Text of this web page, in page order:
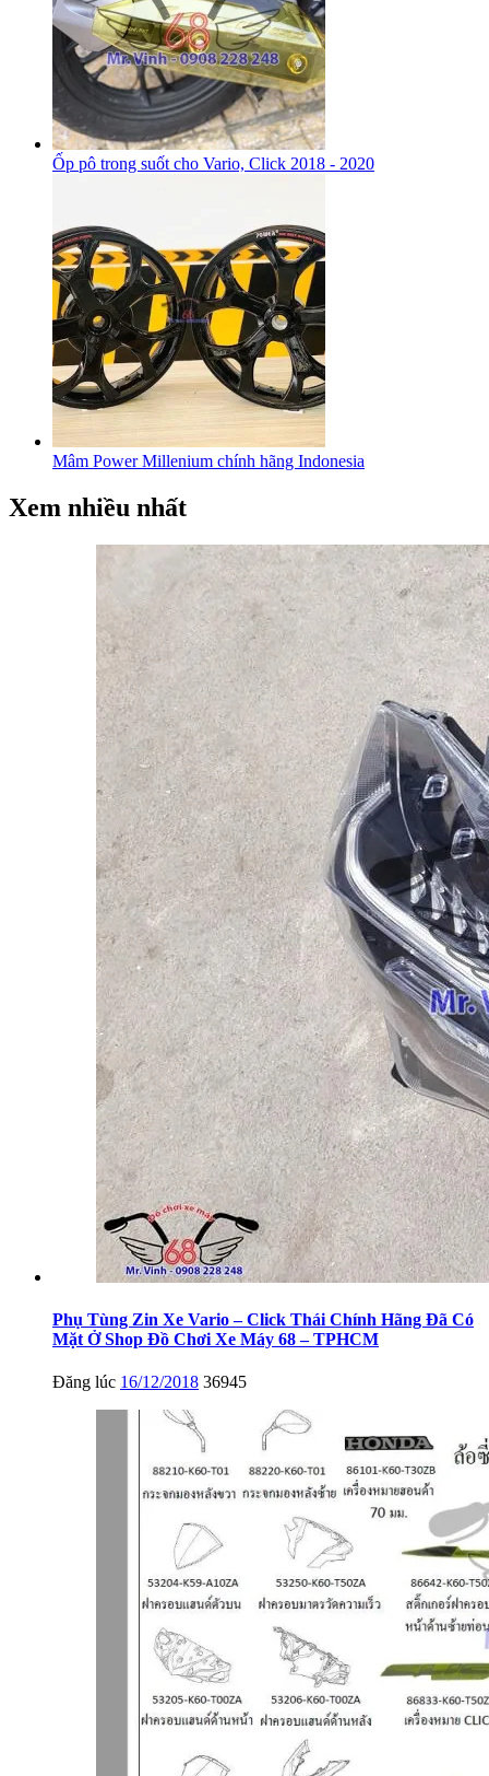
Ốp pô trong suốt cho Vario, Click 2018 - 2020
Mâm Power Millenium chính hãng Indonesia
Xem nhiều nhất
Phụ Tùng Zin Xe Vario – Click Thái Chính Hãng Đã Có
Mặt Ở Shop Đồ Chơi Xe Máy 68 – TPHCM
Đăng lúc 16/12/2018 36945